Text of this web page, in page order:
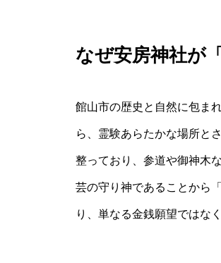
なぜ安房神社が
館山市の歴史と自然に包ま
ら、霊験あらたかな場所と
整っており、参道や御神木
芸の守り神であることから
り、単なる金銭願望ではな